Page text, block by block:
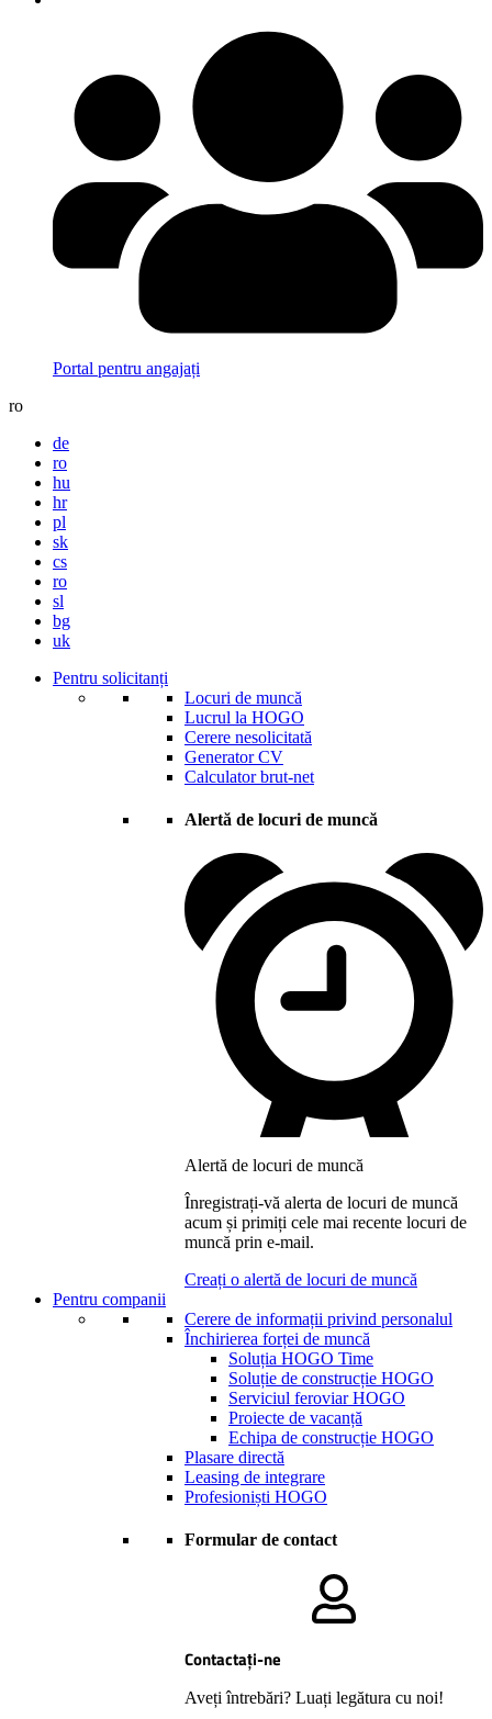
Portal pentru angajați
ro
de
ro
hu
hr
pl
sk
cs
ro
sl
bg
uk
Pentru solicitanți
Locuri de muncă
Lucrul la HOGO
Cerere nesolicitată
Generator CV
Calculator brut-net
Alertă de locuri de muncă
Alertă de locuri de muncă
Înregistrați-vă alerta de locuri de muncă
acum și primiți cele mai recente locuri de
muncă prin e-mail.
Creați o alertă de locuri de muncă
Pentru companii
Cerere de informații privind personalul
Închirierea forței de muncă
Soluția HOGO Time
Soluție de construcție HOGO
Serviciul feroviar HOGO
Proiecte de vacanță
Echipa de construcție HOGO
Plasare directă
Leasing de integrare
Profesioniști HOGO
Formular de contact
Contactați-ne
Aveți întrebări? Luați legătura cu noi!